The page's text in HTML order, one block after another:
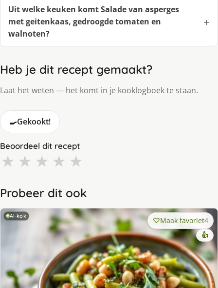
Uit welke keuken komt Salade van asperges
met geitenkaas, gedroogde tomaten en
walnoten?
Heb je dit recept gemaakt?
Laat het weten — het komt in je kooklogboek te staan.
🍳Gekookt!
Beoordeel dit recept
★ ★ ★ ★ ★
Probeer dit ook
AI-kok Maak favoriet4
👍